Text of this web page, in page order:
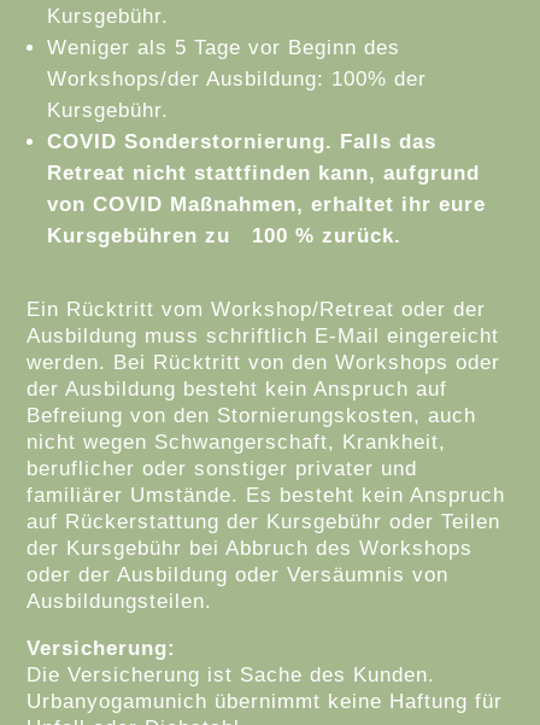
Kursgebühr.
Weniger als 5 Tage vor Beginn des
Workshops/der Ausbildung: 100% der
Kursgebühr.
COVID Sonderstornierung. Falls das
Retreat nicht stattfinden kann, aufgrund
von COVID Maßnahmen, erhaltet ihr eure
Kursgebühren zu
100 % zurück.
Ein Rücktritt vom Workshop/Retreat oder der
Ausbildung muss schriftlich E-Mail eingereicht
werden. Bei Rücktritt von den Workshops oder
der Ausbildung besteht kein Anspruch auf
Befreiung von den Stornierungskosten, auch
nicht wegen Schwangerschaft, Krankheit,
beruflicher oder sonstiger privater und
familiärer Umstände. Es besteht kein Anspruch
auf Rückerstattung der Kursgebühr oder Teilen
der Kursgebühr bei Abbruch des Workshops
oder der Ausbildung oder Versäumnis von
Ausbildungsteilen.
Versicherung:
Die Versicherung ist Sache des Kunden.
Urbanyogamunich übernimmt keine Haftung für